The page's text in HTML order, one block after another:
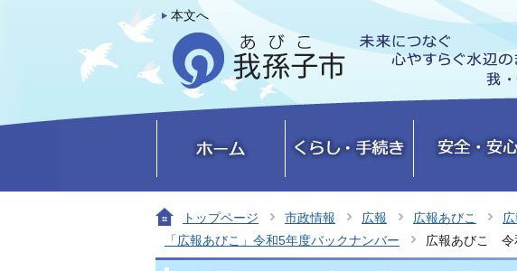
本文へ
トップページ 市政情報 広報 広報あびこ
「広報あびこ」令和5年度バックナンバー
広報あびこ 令